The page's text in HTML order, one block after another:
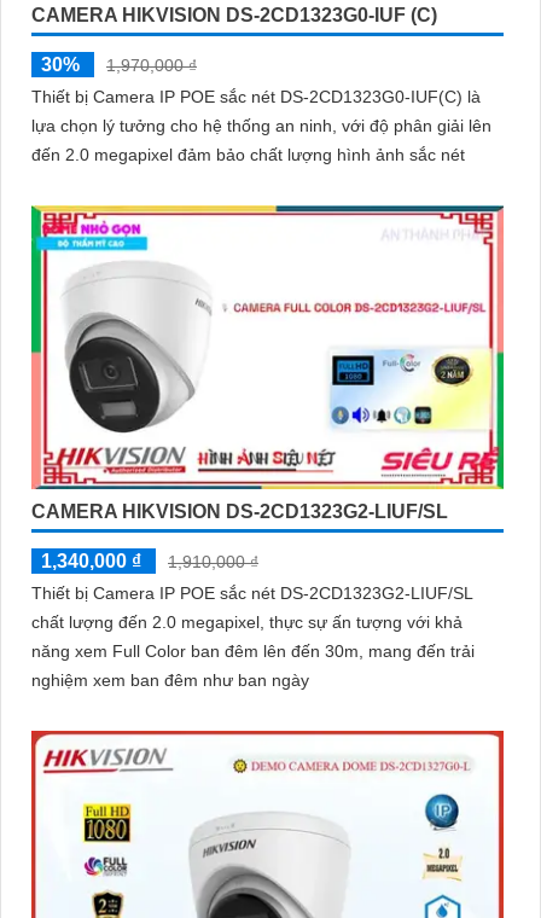
CAMERA HIKVISION DS-2CD1323G0-IUF (C)
30%
1,970,000 ₫
Thiết bị Camera IP POE sắc nét DS-2CD1323G0-IUF(C) là
lựa chọn lý tưởng cho hệ thống an ninh, với độ phân giải lên
đến 2.0 megapixel đảm bảo chất lượng hình ảnh sắc nét
CAMERA HIKVISION DS-2CD1323G2-LIUF/SL
1,340,000 ₫
1,910,000 ₫
Thiết bị Camera IP POE sắc nét DS-2CD1323G2-LIUF/SL
chất lượng đến 2.0 megapixel, thực sự ấn tượng với khả
năng xem Full Color ban đêm lên đến 30m, mang đến trải
nghiệm xem ban đêm như ban ngày